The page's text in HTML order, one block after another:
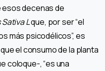
decenas de
Lque, por ser “el
más psicodélicos”, es
el consumo de la planta
coloque-, “es una